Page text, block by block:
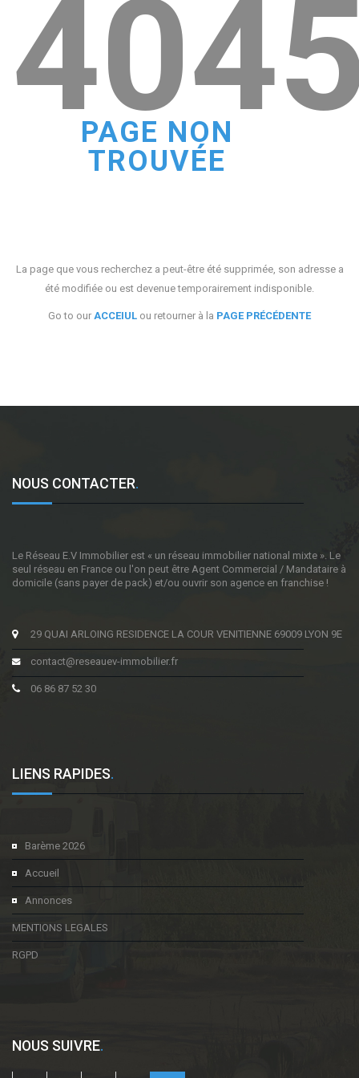
PAGE NON
TROUVÉE
La page que vous recherchez a peut-être été supprimée, son adresse a
été modifiée ou est devenue temporairement indisponible.
Go to our ACCEIUL ou retourner à la PAGE PRÉCÉDENTE
NOUS CONTACTER.
Le Réseau E.V Immobilier est « un réseau immobilier national mixte ». Le
seul réseau en France ou l'on peut être Agent Commercial / Mandataire à
domicile (sans payer de pack) et/ou ouvrir son agence en franchise !
29 QUAI ARLOING RESIDENCE LA COUR VENITIENNE 69009 LYON 9E
contact@reseauev-immobilier.fr
06 86 87 52 30
LIENS RAPIDES.
Barème 2026
Accueil
Annonces
MENTIONS LEGALES
RGPD
NOUS SUIVRE.